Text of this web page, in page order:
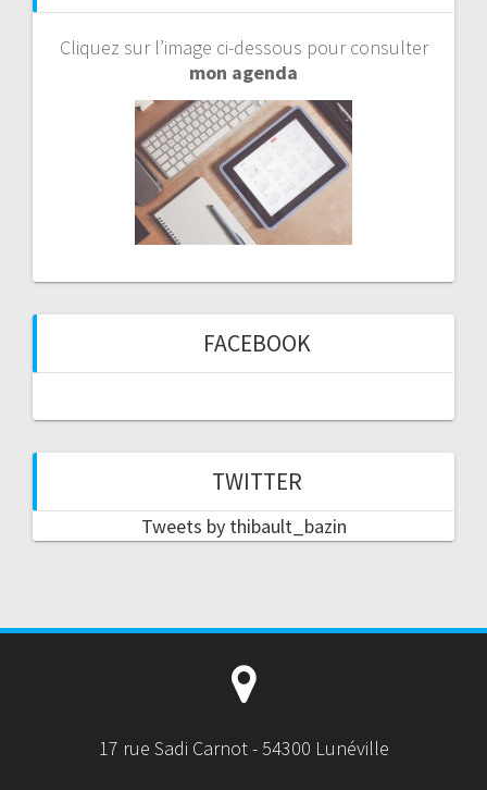
Cliquez sur l’image ci-dessous pour consulter
mon agenda
FACEBOOK
TWITTER
Tweets by thibault_bazin
17 rue Sadi Carnot - 54300 Lunéville